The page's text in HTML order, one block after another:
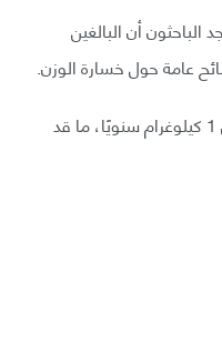
وجد الباحثون أن البالغين
تتمثل أهمية هذه النتائج بإثبات فائدة منهج التغيير الصغير في منع زيادة البالغين حوالي 0.5 إلى 1 كيلوغرام سنويًا، ما قد